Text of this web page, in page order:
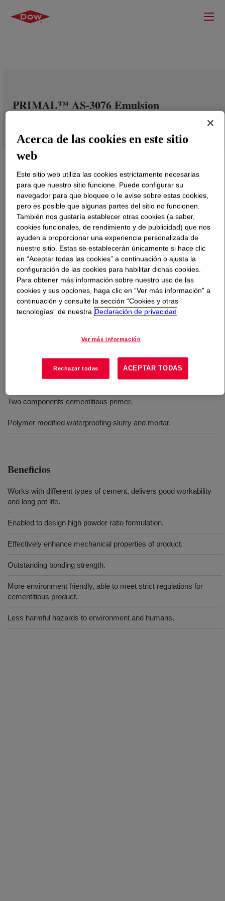
PRIMAL™ AS-3076 Emulsion
Qué esPRIMAL™ AS-3076 Emulsion?
A high performance styrene acrylic emulsion designed
for cementitious applications. PRIMAL™ AS-3076
Emulsion could effectively enhance the properties of
cementitious product. Formulation modified with
Two components cementitious primer.
Polymer modified waterproofing slurry and mortar.
Beneficios
Works with different types of cement, delivers good workability
and long pot life.
Enabled to design high powder ratio formulation.
Effectively enhance mechanical properties of product.
Outstanding bonding strength.
More environment friendly, able to meet strict regulations for
cementitious product.
Less harmful hazards to environment and humans.
Acerca de las cookies en este sitio
web
Este sitio web utiliza las cookies estrictamente necesarias
para que nuestro sitio funcione. Puede configurar su
navegador para que bloquee o le avise sobre estas cookies,
pero es posible que algunas partes del sitio no funcionen.
También nos gustaría establecer otras cookies (a saber,
cookies funcionales, de rendimiento y de publicidad) que nos
ayuden a proporcionar una experiencia personalizada de
nuestro sitio. Estas se establecerán únicamente si hace clic
en “Aceptar todas las cookies” a continuación o ajusta la
configuración de las cookies para habilitar dichas cookies.
Para obtener más información sobre nuestro uso de las
cookies y sus opciones, haga clic en “Ver más información” a
continuación y consulte la sección “Cookies y otras
tecnologías” de nuestra Declaración de privacidad
Ver más información
Rechazar todas ACEPTAR TODAS